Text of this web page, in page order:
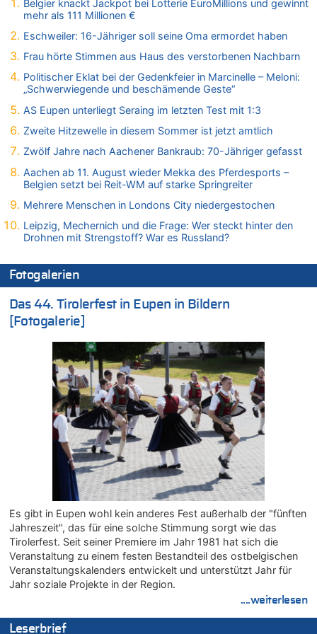
09.08.2026 - 20:53 von Wolfgang2 zu
Gigantische Marienstatue in Polen – Größer als die Christus-
Figur in Rio – Kitsch, Kunst oder Religion?
09.08.2026 - 20:29 von Hans L. zu
Figur in Rio – Kitsch, Kunst oder Religion?
Gigantische Marienstatue in Polen – Größer als die Christus-
Figur in Rio – Kitsch, Kunst oder Religion?
09.08.2026 - 20:10 von WK zu
09.08.2026 - 20:07 von WK zu
„Schwerwiegende und beschämende Geste“
09.08.2026 - 19:56 von Josef.geul zu
Gigantische Marienstatue in Polen – Größer als die Christus-
09.08.2026 - 19:45 von Ostbelgien Direkt zu
Beruhigungsmittel?
09.08.2026 - 19:27 von Sparwasser zu
Gigantische Marienstatue in Polen – Größer als die Christus-
Figur in Rio – Kitsch, Kunst oder Religion?
09.08.2026 - 19:24 von Sparwasser zu
Politischer Eklat bei der Gedenkfeier in Marcinelle – Meloni:
„Schwerwiegende und beschämende Geste“
09.08.2026 - 19:21 von Woke ist vorbei zu
Gigantische Marienstatue in Polen – Größer als die Christus-
Figur in Rio – Kitsch, Kunst oder Religion?
09.08.2026 - 19:09 von Marcel Scholzen Eimerscheid zu
Gigantische Marienstatue in Polen – Größer als die Christus-
Figur in Rio – Kitsch, Kunst oder Religion?
09.08.2026 - 19:01 von die Wahrheit zu
Politischer Eklat bei der Gedenkfeier in Marcinelle – Meloni:
„Schwerwiegende und beschämende Geste“
09.08.2026 - 18:54 von Pierre zu
Politischer Eklat bei der Gedenkfeier in Marcinelle – Meloni:
„Schwerwiegende und beschämende Geste“
Zurück an den Rhein: Hendrich wechselt zum 1. FC Köln
Belgier knackt Jackpot bei Lotterie EuroMillions und gewinnt
mehr als 111 Millionen €
Eschweiler: 16-Jähriger soll seine Oma ermordet haben
Frau hörte Stimmen aus Haus des verstorbenen Nachbarn
Politischer Eklat bei der Gedenkfeier in Marcinelle – Meloni:
„Schwerwiegende und beschämende Geste“
AS Eupen unterliegt Seraing im letzten Test mit 1:3
Zweite Hitzewelle in diesem Sommer ist jetzt amtlich
Zwölf Jahre nach Aachener Bankraub: 70-Jähriger gefasst
Aachen ab 11. August wieder Mekka des Pferdesports –
Belgien setzt bei Reit-WM auf starke Springreiter
Mehrere Menschen in Londons City niedergestochen
Leipzig, Mechernich und die Frage: Wer steckt hinter den
Drohnen mit Strengstoff? War es Russland?
Fotogalerien
Das 44. Tirolerfest in Eupen in Bildern
[Fotogalerie]
Es gibt in Eupen wohl kein anderes Fest außerhalb der "fünften
Jahreszeit", das für eine solche Stimmung sorgt wie das
Tirolerfest. Seit seiner Premiere im Jahr 1981 hat sich die
Veranstaltung zu einem festen Bestandteil des ostbelgischen
Veranstaltungskalenders entwickelt und unterstützt Jahr für
Jahr soziale Projekte in der Region.
....weiterlesen
Leserbrief